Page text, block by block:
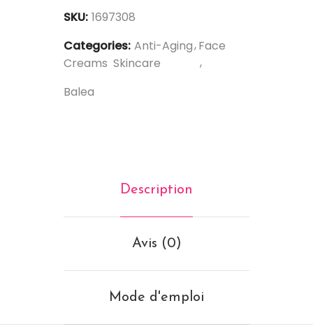
SKU: 1697308
Categories: Anti-Aging Face
Creams Skincare
Balea
Description
Avis (0)
Mode d'emploi